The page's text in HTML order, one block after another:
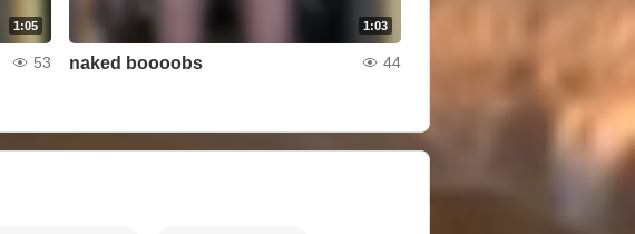
1:05
53
1:03
naked boooobs 44